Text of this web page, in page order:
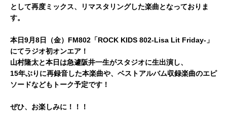
として再度ミックス、リマスタリングした楽曲となっておりま
す。
本日9月8日（金）FM802「ROCK KIDS 802-Lisa Lit Friday‐」
にてラジオ初オンエア！
山村隆太と本日は急遽阪井一生がスタジオに生出演し、
15年ぶりに再録音した本楽曲や、ベストアルバム収録楽曲のエピ
ソードなどもトーク予定です！
ぜひ、お楽しみに！！！